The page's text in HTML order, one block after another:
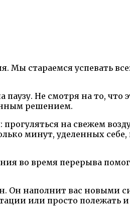
Мы стараемся успевать
Не смотря на то, что
решением.
на свежем
минут, уделенных
во время перерыва
Он наполнит вас новыми
или просто полежать